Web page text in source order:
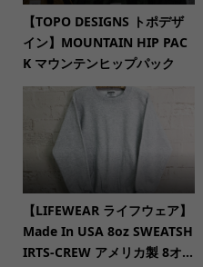
【TOPO DESIGNS トポデザ
イン】MOUNTAIN HIP PAC
K マウンテンヒップパック
【LIFEWEAR ライフウェア】
Made In USA 8oz SWEATSH
IRTS-CREW アメリカ製 8オ...